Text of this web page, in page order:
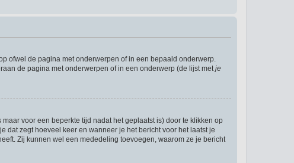
ofwel de pagina met onderwerpen of in een bepaald onderwerp.
de pagina met onderwerpen of in een onderwerp (de lijst met je
voor een beperkte tijd nadat het geplaatst is) door te klikken op
dat zegt hoeveel keer en wanneer je het bericht voor het laatst je
Zij kunnen wel een mededeling toevoegen, waarom ze je bericht